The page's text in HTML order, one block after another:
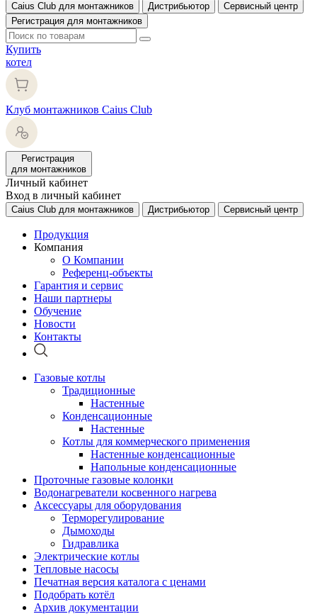
Caius Club для монтажников
Дистрибьютор
Сервисный центр
Регистрация для монтажников
Купить
котел
Клуб монтажников Caius Club
Регистрация
для монтажников
Личный кабинет
Вход в личный кабинет
Caius Club для монтажников Дистрибьютор Сервисный центр
Продукция
Компания
О Компании
Референц-объекты
Гарантия и сервис
Наши партнеры
Обучение
Новости
Контакты
Газовые котлы
Традиционные
Настенные
Конденсационные
Настенные
Котлы для коммерческого применения
Настенные конденсационные
Напольные конденсационные
Проточные газовые колонки
Водонагреватели косвенного нагрева
Аксессуары для оборудования
Терморегулирование
Дымоходы
Гидравлика
Электрические котлы
Тепловые насосы
Печатная версия каталога с ценами
Подобрать котёл
Архив документации